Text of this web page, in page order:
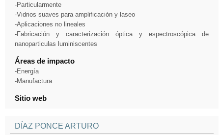
-Particularmente
-Vidrios suaves para amplificación y laseo
-Aplicaciones no lineales
-Fabricación y caracterización óptica y espectroscópica de
nanoparticulas luminiscentes
Áreas de impacto
-Energía
-Manufactura
Sitio web
DÍAZ PONCE ARTURO